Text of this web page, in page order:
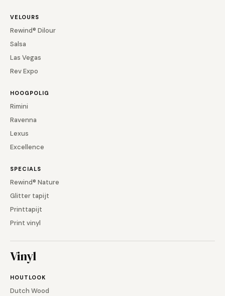
VELOURS
Rewind® Dilour
Salsa
Las Vegas
Rev Expo
HOOGPOLIG
Rimini
Ravenna
Lexus
Excellence
SPECIALS
Rewind® Nature
Glitter tapijt
Printtapijt
Print vinyl
Vinyl
HOUTLOOK
Dutch Wood